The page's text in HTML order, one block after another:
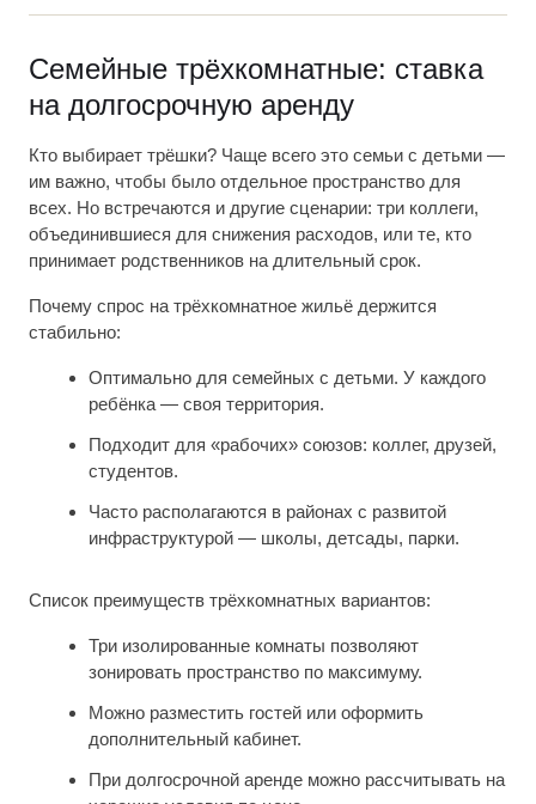
Семейные трёхкомнатные: ставка
на долгосрочную аренду
Кто выбирает трёшки? Чаще всего это семьи с детьми —
им важно, чтобы было отдельное пространство для
всех. Но встречаются и другие сценарии: три коллеги,
объединившиеся для снижения расходов, или те, кто
принимает родственников на длительный срок.
Почему спрос на трёхкомнатное жильё держится
стабильно:
Оптимально для семейных с детьми. У каждого
ребёнка — своя территория.
Подходит для «рабочих» союзов: коллег, друзей,
студентов.
Часто располагаются в районах с развитой
инфраструктурой — школы, детсады, парки.
Список преимуществ трёхкомнатных вариантов:
Три изолированные комнаты позволяют
зонировать пространство по максимуму.
Можно разместить гостей или оформить
дополнительный кабинет.
При долгосрочной аренде можно рассчитывать на